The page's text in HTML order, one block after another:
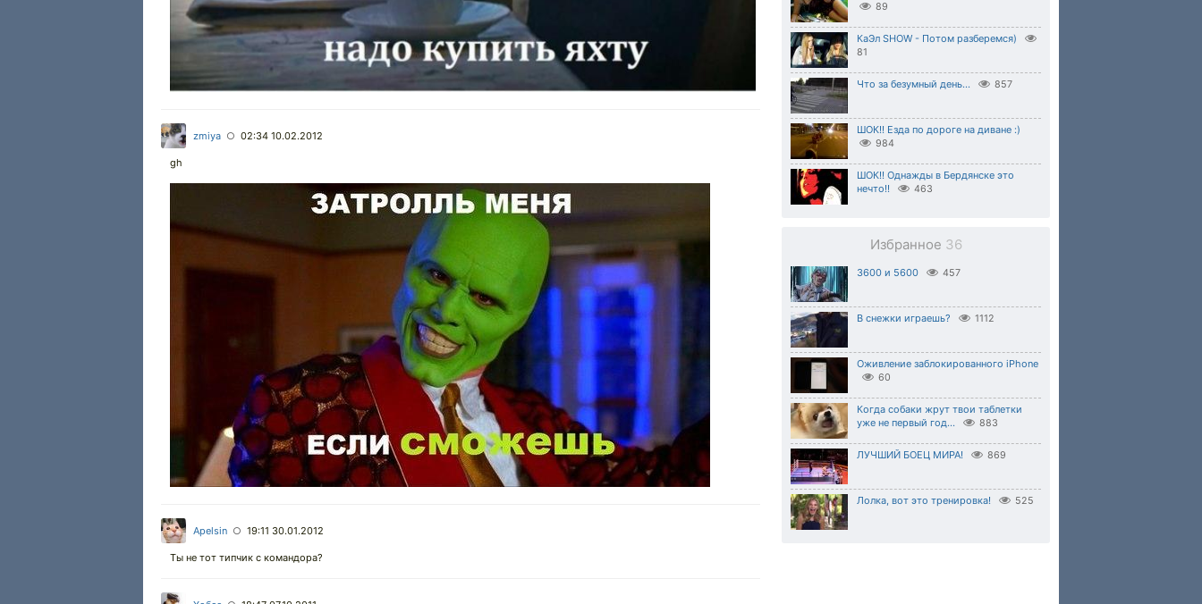
zmiya ○ 02:34 10.02.2012
gh
Apelsin ○ 19:11 30.01.2012
Ты не тот типчик с командора?
89
КаЭл SHOW - Потом разберемся)
81
Что за безумный день... 857
ШОК!! Езда по дороге на диване :)
984
ШОК!! Однажды в Бердянске это
нечто!!
463
Избранное 36
3600 и 5600 457
В снежки играешь? 1112
Оживление заблокированного iPhone
60
Когда собаки жрут твои таблетки
уже не первый год...
883
ЛУЧШИЙ БОЕЦ МИРА! 869
Лолка, вот это тренировка! 525